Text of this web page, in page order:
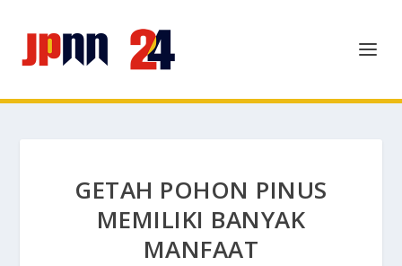
GETAH POHON PINUS
MEMILIKI BANYAK
MANFAAT